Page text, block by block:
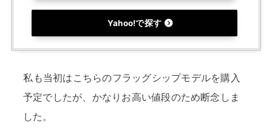
Yahoo!で探す
私も当初はこちらのフラッグシップモデルを購入
予定でしたが、かなりお高い値段のため断念しま
した。